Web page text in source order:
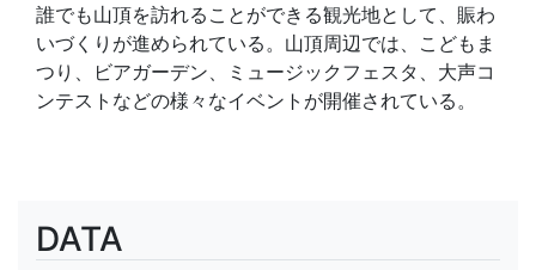
誰でも山頂を訪れることができる観光地として、賑わ
いづくりが進められている。山頂周辺では、こどもま
つり、ビアガーデン、ミュージックフェスタ、大声コ
ンテストなどの様々なイベントが開催されている。
DATA